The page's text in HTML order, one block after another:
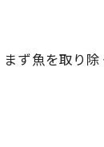
ず魚を取り